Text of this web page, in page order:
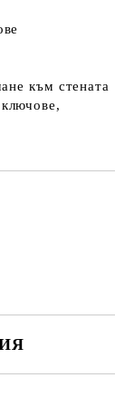
към стената